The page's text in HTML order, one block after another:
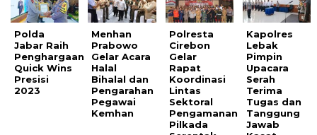
Polda
Jabar Raih
Penghargaan
Quick Wins
Presisi
2023
Menhan
Prabowo
Gelar Acara
Halal
Bihalal dan
Pengarahan
Pegawai
Kemhan
Polresta
Cirebon
Gelar
Rapat
Koordinasi
Lintas
Sektoral
Pengamanan
Pilkada
Kapolres
Lebak
Pimpin
Upacara
Serah
Terima
Tugas dan
Tanggung
Jawab